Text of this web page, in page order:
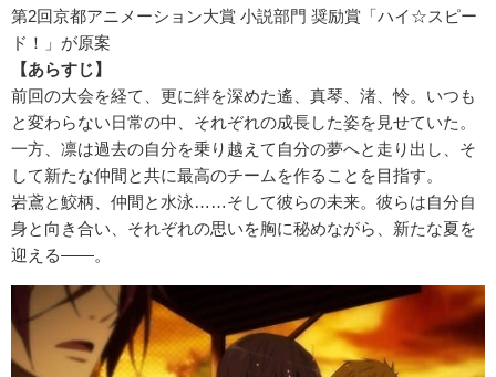
第2回京都アニメーション大賞 小説部門 奨励賞「ハイ☆スピー
ド！」が原案
【あらすじ】
前回の大会を経て、更に絆を深めた遙、真琴、渚、怜。いつも
と変わらない日常の中、それぞれの成長した姿を見せていた。
一方、凛は過去の自分を乗り越えて自分の夢へと走り出し、そ
して新たな仲間と共に最高のチームを作ることを目指す。
岩鳶と鮫柄、仲間と水泳……そして彼らの未来。彼らは自分自
身と向き合い、それぞれの思いを胸に秘めながら、新たな夏を
迎える――。